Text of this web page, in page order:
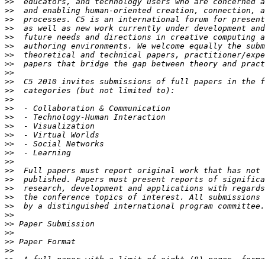
>>
>>
>>
>>
>>
>>
>>
>>
>>
>>
>>
>>
>>
>>
>>
>>
>>
>>
>>
>>
>>
>>
>>
>>
>>
>>
>>
>>